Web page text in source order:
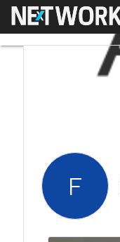
Menu
F